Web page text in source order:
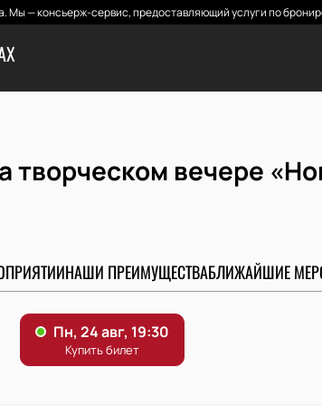
— консьерж-сервис, предоставляющий услуги по
творческом вечере
НАШИ ПРЕИМУЩЕСТВАБЛИЖАЙШИЕ